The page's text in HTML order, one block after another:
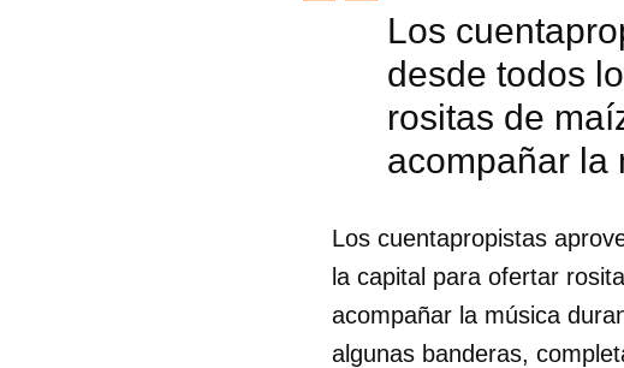
Los
desde todos
rositas de
acompañar la
Los cuentapropistas
la capital para ofertar
acompañar la música
algunas banderas,